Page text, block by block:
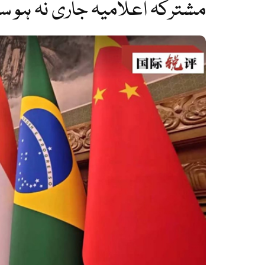
مشترکہ اعلامیہ جاری نہ ہو